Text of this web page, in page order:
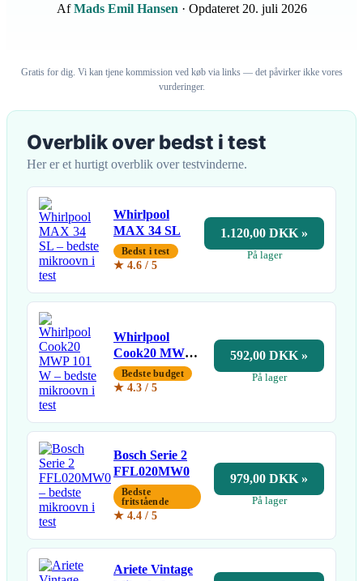
AfMads Emil Hansen · Opdateret 20. juli 2026
Gratis for dig. Vi kan tjene kommission ved køb via links — det påvirker ikke vores
vurderinger.
Overblik over bedst i test
Her er et hurtigt overblik over testvinderne.
Whirlpool
MAX 34 SL
Bedst i test
★ 4.6 / 5
1.120,00 DKK »
På lager
Whirlpool
Cook20 MWP
101 W
Bedste budget
★ 4.3 / 5
592,00 DKK »
På lager
Bosch Serie 2
FFL020MW0
Bedste
fritstående
★ 4.4 / 5
979,00 DKK »
På lager
Ariete Vintage